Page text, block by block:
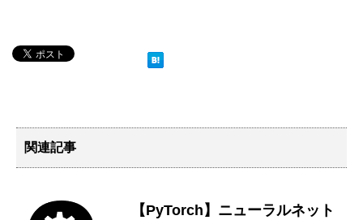
関連記事
【PyTorch】ニューラルネット